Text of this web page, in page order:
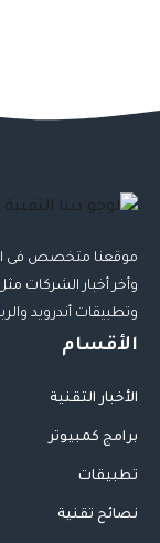
موقعنا متخصص فى
وأخر أخبار الشركات
وتطبيقات أندرويد
الأقسام
الأخبار التقنية
برامج كمبيوتر
تطبيقات
نصائح تقنية